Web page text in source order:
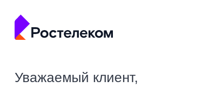
Уважаемый клиент,